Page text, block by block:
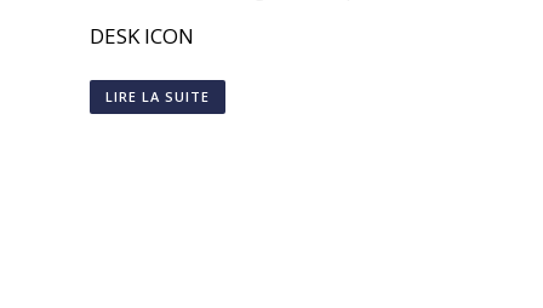
DESK ICON
LIRE LA SUITE